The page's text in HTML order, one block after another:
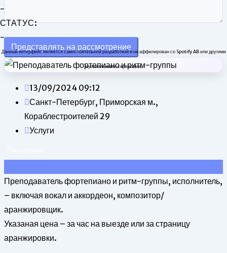
Представлять на рассмотрение
13/09/2024 09:12
Санкт-Петербург, Приморская м.,
Кораблестроителей 29
Услуги
Преподаватель фортепиано и ритм-группы, исполнитель,
– включая вокал и аккордеон, композитор/
аранжировщик.
Указаная цена – за час на выезде или за страницу
аранжировки.
-
СТАТУС:
-
Данный интерфейс является самостоятельной разработкой и не аффилирован со Spotify AB или другими
музыкальными сервисами.